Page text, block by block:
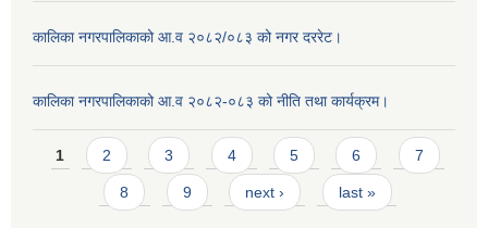
कालिका नगरपालिकाको आ.व २०८२/०८३ को नगर दररेट।
कालिका नगरपालिकाको आ.व २०८२-०८३ को नीति तथा कार्यक्रम।
Pages
1 2 3 4 5 6 7
8 9 next › last »